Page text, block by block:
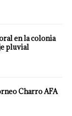
en la colonia
pluvial
Charro AFA